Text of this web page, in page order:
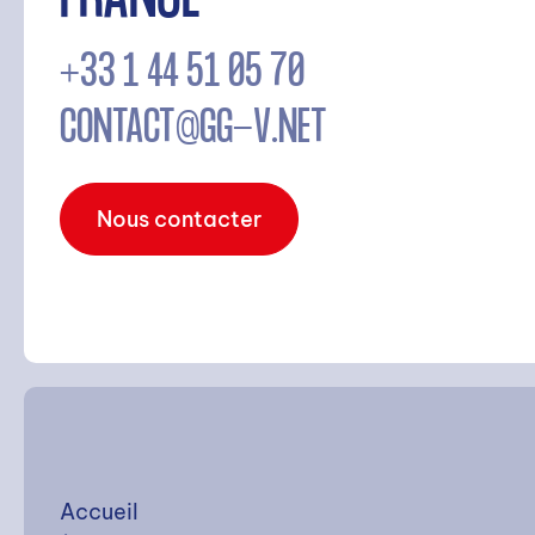
Rechercher
+33 1 44 51 05 70
CONTACT@GG-V.NET
Nous contacter
Accueil